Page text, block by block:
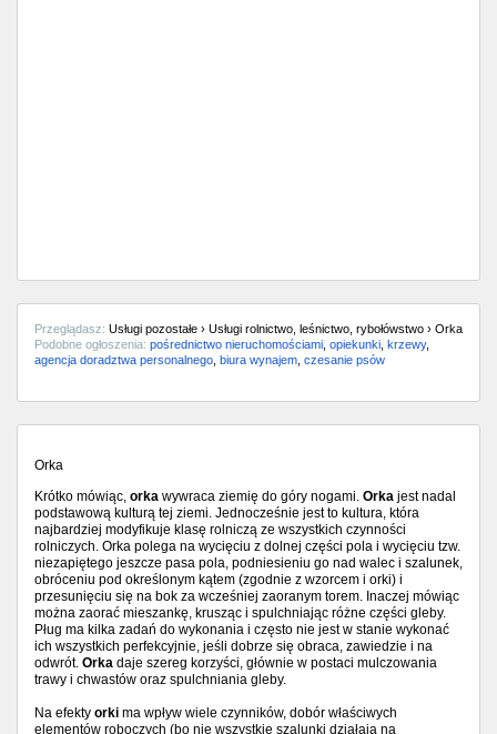
Przeglądasz: Usługi pozostałe › Usługi rolnictwo, leśnictwo, rybołówstwo › Orka
Podobne ogłoszenia: pośrednictwo nieruchomościami opiekunki krzewy,
agencja doradztwa personalnego biura wynajem czesanie psów
Orka
Krótko mówiąc, orka wywraca ziemię do góry nogami. Orka jest nadal
podstawową kulturą tej ziemi. Jednocześnie jest to kultura, która
najbardziej modyfikuje klasę rolniczą ze wszystkich czynności
rolniczych. Orka polega na wycięciu z dolnej części pola i wycięciu tzw.
niezapiętego jeszcze pasa pola, podniesieniu go nad walec i szalunek,
obróceniu pod określonym kątem (zgodnie z wzorcem i orki) i
przesunięciu się na bok za wcześniej zaoranym torem. Inaczej mówiąc
można zaorać mieszankę, krusząc i spulchniając różne części gleby.
Pług ma kilka zadań do wykonania i często nie jest w stanie wykonać
ich wszystkich perfekcyjnie, jeśli dobrze się obraca, zawiedzie i na
odwrót. Orka daje szereg korzyści, głównie w postaci mulczowania
trawy i chwastów oraz spulchniania gleby.
Na efekty orki ma wpływ wiele czynników, dobór właściwych
elementów roboczych (bo nie wszystkie szalunki działają na